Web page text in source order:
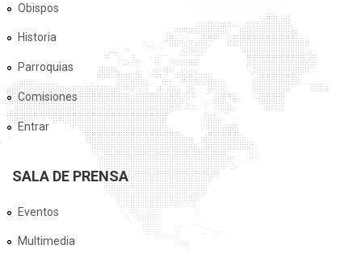
Obispos
Historia
Parroquias
Comisiones
Entrar
SALA DE PRENSA
Eventos
Multimedia